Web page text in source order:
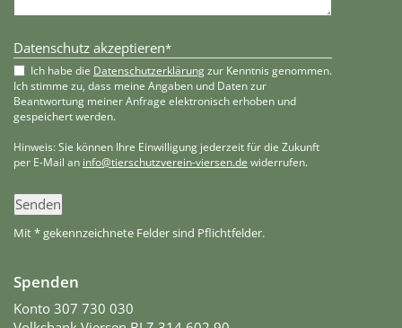
Datenschutz akzeptieren*
Ich habe die Datenschutzerklärungzur Kenntnis genommen.
Ich stimme zu, dass meine Angaben und Daten zur
Beantwortung meiner Anfrage elektronisch erhoben und
gespeichert werden.
Hinweis: Sie können Ihre Einwilligung jederzeit für die Zukunft
per E-Mail an info@tierschutzverein-viersen.de widerrufen.
Senden
Mit * gekennzeichnete Felder sind Pflichtfelder.
Spenden
Konto 307 730 030